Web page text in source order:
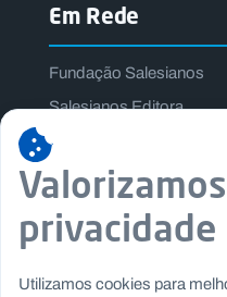
Em Rede
Fundação Salesianos
Salesianos Editora
Família Salesiana
Missão Dom Bosco
Jogos Nacionais
privacidade
Utilizamos cookies para